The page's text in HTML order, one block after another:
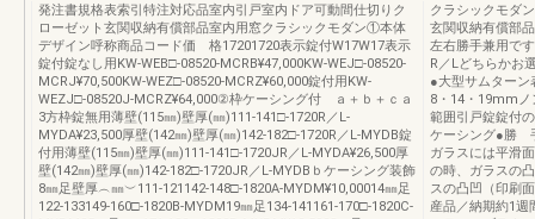
発注書規格表索引特注対応品室内引戸室内ドア可動間仕切りク
ローゼット玄関収納有償部品室内用窓クラシックモダン①本体
デザイン呼称商品コード価 格17201720表示錠付W17W17表示
錠付錠なし用KW-WEB□-08520-MCRB¥47,000KW-WEJ□-08520-
MCRJ¥70,500KW-WEZ□-08520-MCRZ¥60,000錠付用KW-
WEZJ□-08520J-MCRZ¥64,000②枠ケーシング付 ａ＋ｂ＋ｃａ
3方枠錠無用薄壁(115㎜)壁厚(㎜)111-141□-1720R／L-
MYDA¥23,500厚壁(142㎜)壁厚(㎜)142-182□-1720R／L-MYDB錠
付用薄壁(115㎜)壁厚(㎜)111-141□-1720JR／L-MYDA¥26,500厚
壁(142㎜)壁厚(㎜)142-182□-1720JR／L-MYDBｂケーシング装飾
8㎜足壁厚︵㎜︶111-121142-148□-1820A-MYDM¥10,00014㎜足
122-133149-160□-1820B-MYDM19㎜足134-141161-170□-1820C-
クラシックモダ
玄関収納有償部
左右勝手兼用で
R／Lどちらかお
●大型サムターン
8・14・19mmノ
範囲引戸錠錠付
ケーシング●勝
ガラスには平滑
の時、ガラスの
スの凸凹（印刷
産品／納期約1